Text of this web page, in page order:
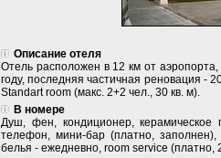
Описание отеля
Отель расположен в 12 км от
году, последняя частичная реновация -
Standart room (макс. 2+2 чел., 30 кв. м).
В номере
Душ, фен, кондиционер, керамическое
телефон, мини-бар (платно,
белья - ежедневно, room service (платно,